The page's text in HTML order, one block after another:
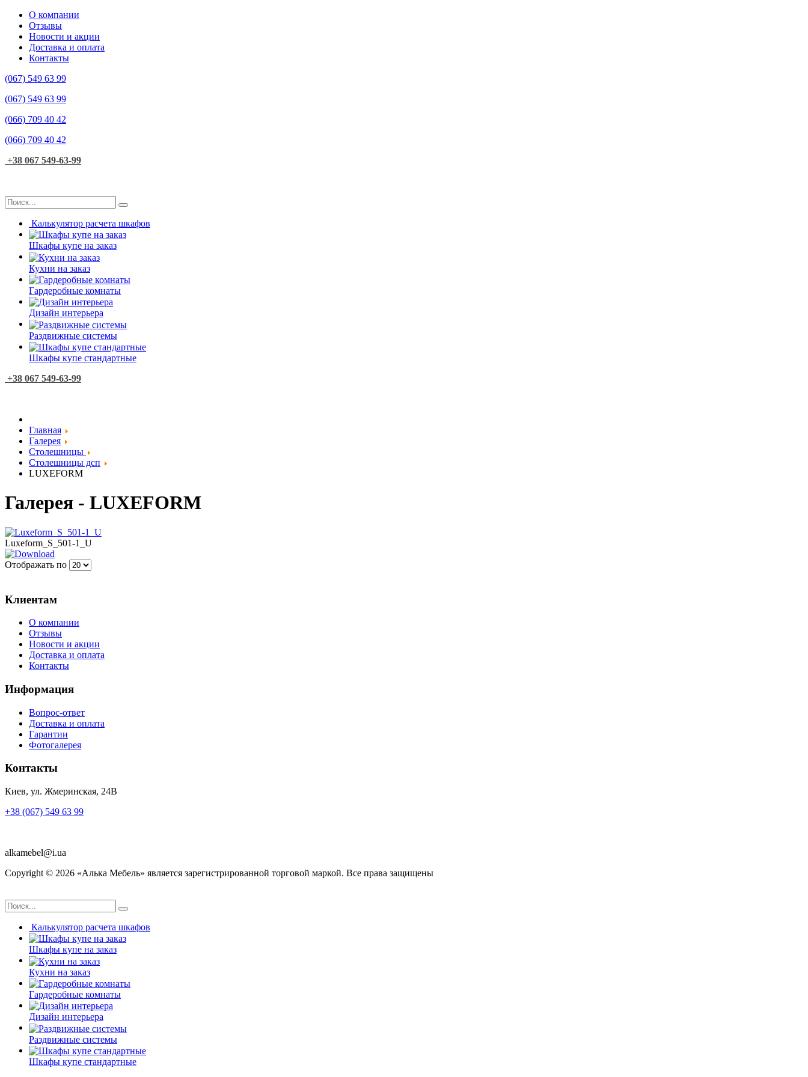
О компании
Отзывы
Новости и акции
Доставка и оплата
Контакты
(067) 549 63 99
(067) 549 63 99
(066) 709 40 42
(066) 709 40 42
+38 067 549-63-99
Калькулятор расчета шкафов
Шкафы купе на заказ
Кухни на заказ
Гардеробные комнаты
Дизайн интерьера
Раздвижные системы
Шкафы купе стандартные
+38 067 549-63-99
Главная
Галерея
Столешницы
Столешницы дсп
LUXEFORM
Галерея - LUXEFORM
Luxeform_S_501-1_U
Отображать по
Клиентам
О компании
Отзывы
Новости и акции
Доставка и оплата
Контакты
Информация
Вопрос-ответ
Доставка и оплата
Гарантии
Фотогалерея
Контакты
Киев, ул. Жмеринская, 24В
+38 (067) 549 63 99
alkamebel@i.ua
Copyright © 2026 «Алька Мебель» является зарегистрированной торговой маркой. Все права защищены
Калькулятор расчета шкафов
Шкафы купе на заказ
Кухни на заказ
Гардеробные комнаты
Дизайн интерьера
Раздвижные системы
Шкафы купе стандартные